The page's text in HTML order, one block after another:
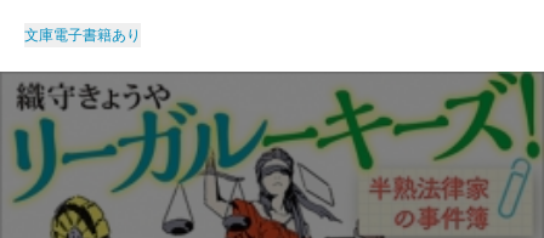
文庫電子書籍あり